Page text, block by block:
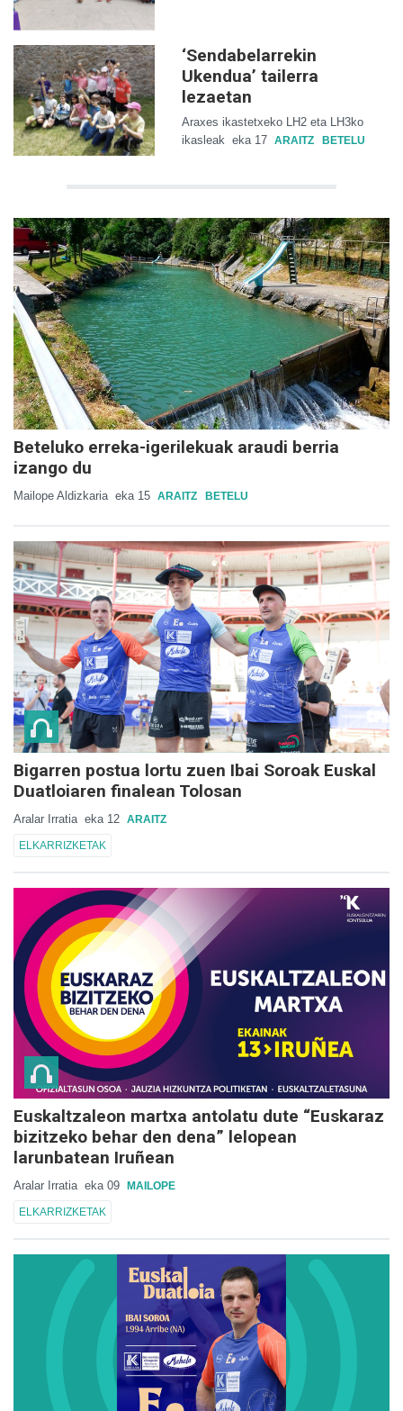
‘Sendabelarrekin
Ukendua’ tailerra
lezaetan
Araxes ikastetxeko LH2 eta LH3ko
ikasleak eka 17 ARAITZ BETELU
Beteluko erreka-igerilekuak araudi berria
izango du
Mailope Aldizkaria eka 15 ARAITZ BETELU
Bigarren postua lortu zuen Ibai Soroak Euskal
Duatloiaren finalean Tolosan
Aralar Irratia eka 12 ARAITZ
ELKARRIZKETAK
Euskaltzaleon martxa antolatu dute “Euskaraz
bizitzeko behar den dena” lelopean
larunbatean Iruñean
Aralar Irratia eka 09 MAILOPE
ELKARRIZKETAK